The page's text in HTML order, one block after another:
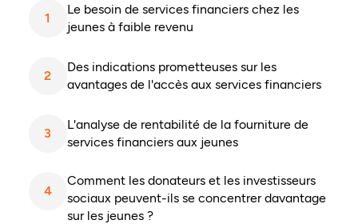
1
Le besoin de services financiers chez les
jeunes à faible revenu
2
Des indications prometteuses sur les
avantages de l'accès aux services financiers
3
L'analyse de rentabilité de la fourniture de
services financiers aux jeunes
4
Comment les donateurs et les investisseurs
sociaux peuvent-ils se concentrer davantage
sur les jeunes ?